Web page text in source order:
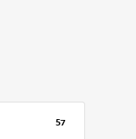
57